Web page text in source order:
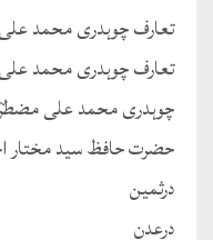
تعارف چوہدری محمد
تعارف چوہدری محمد
چوہدری محمد علی
حضرت حافظ سید مختار
درثمین
درعدن